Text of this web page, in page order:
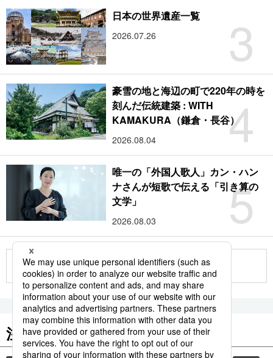
3
日本の世界遺産一覧
2026.07.26
4
豪雪の地と海辺の町で220年の時を
刻んだ伝統建築 : WITH
KAMAKURA（鎌倉・長谷）
2026.08.04
5
唯一の「外国人歌人」カン・ハン
ナさんが短歌で伝える「引き算の
文学」
2026.08.03
もっと見る
注目のキーワード